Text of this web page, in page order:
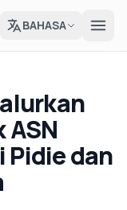
BAHASA
Pidie dan